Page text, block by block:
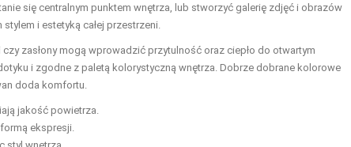
się centralnym punktem wnętrza, lub stworzyć galerię zdjęć i obrazów
i estetyką całej przestrzeni.
zasłony mogą wprowadzić przytulność oraz ciepło do otwartym
i zgodne z paletą kolorystyczną wnętrza. Dobrze dobrane kolorowe
doda komfortu.
jakość powietrza.
ekspresji.